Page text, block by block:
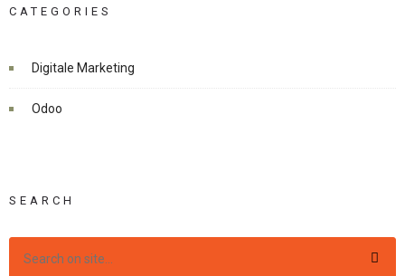
CATEGORIES
Digitale Marketing
Odoo
SEARCH